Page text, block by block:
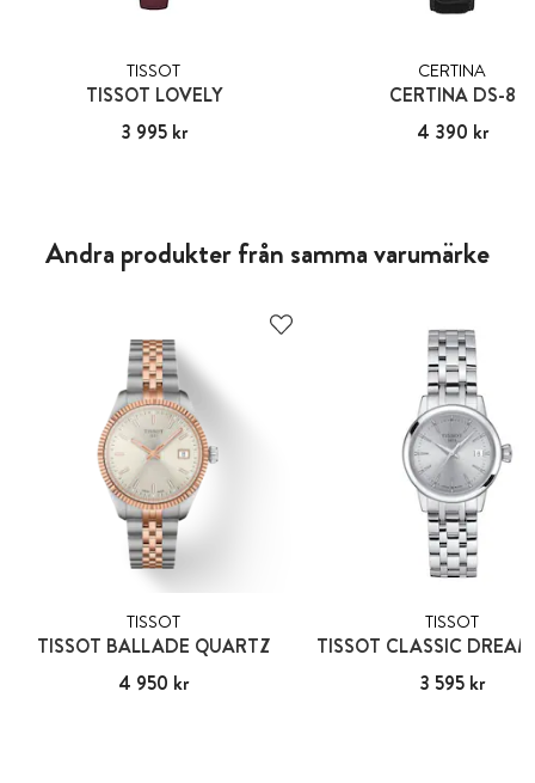
TISSOT
TISSOT LOVELY
Pris :3 995 kr
3 995 kr
CERTINA
CERTINA DS-8
Pris:4 390 kr
4 390 kr
Andra produkter från samma varumärke
TISSOT
TISSOT BALLADE QUARTZ
Pris:4 950 kr
4 950 kr
TISSOT
TISSOT CLASSIC
Pris :3 595 kr
3 595 kr